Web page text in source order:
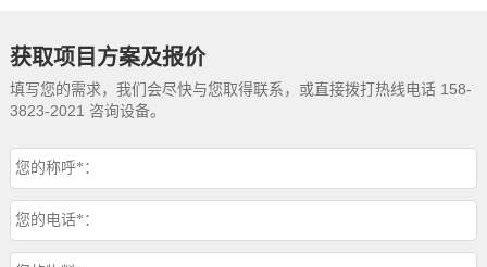
获取项目方案及报价
填写您的需求，我们会尽快与您取得联系，或直接拨打热线电话 158-
3823-2021 咨询设备。